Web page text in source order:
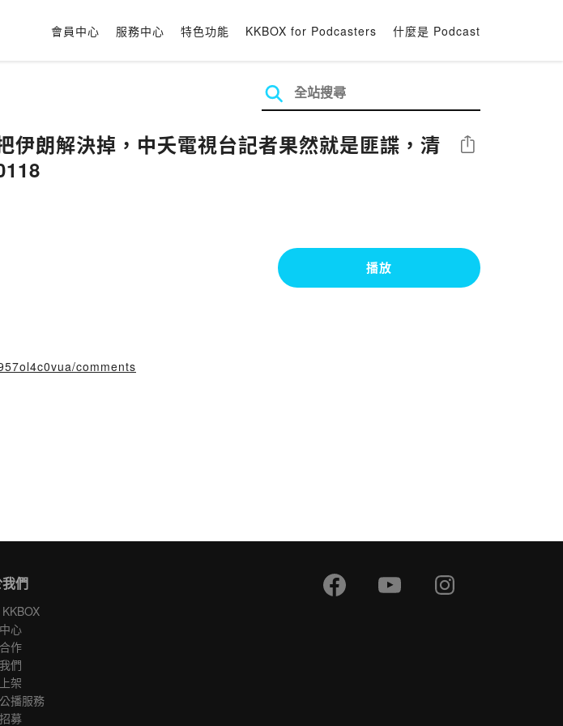
會員中心 服務中心 特色功能 KKBOX for Podcasters 什麼是 Podcast
伊朗解決掉，中夭電視台記者果然就是匪諜，清
分享
播放
comments
們
心
作
們
架
播服務
募